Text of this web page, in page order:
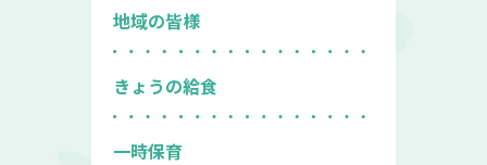
地域の皆様
きょうの給食
一時保育